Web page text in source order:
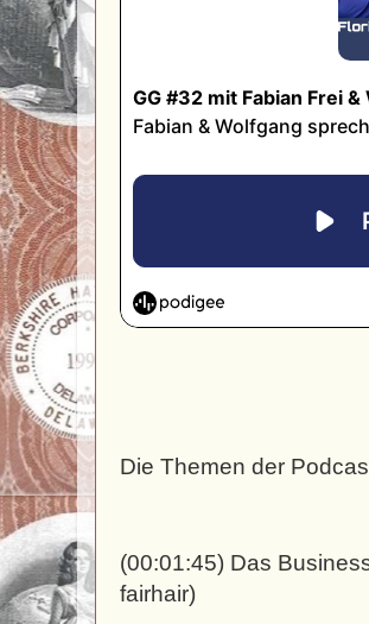
Die Themen der
(00:01:45) Das
fairhair)